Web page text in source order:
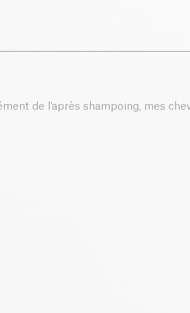
de l'après shampoing, mes